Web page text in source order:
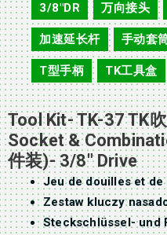
3/8"DR , 万向接头 ,
加速延长杆 , 手动套
T型手柄 , TK工具盒
Tool Kit- TK-37 TK
Socket &
件装)- 3/8″ Drive
Jeu de douilles et de
Zestaw kluczy
Steckschlüssel- und